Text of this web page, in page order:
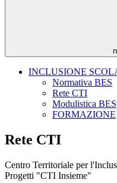
INCLUSIONE
Normativa BES
Rete CTI
Modulistica BES
FORMAZIONE
Rete CTI
Centro Territoriale per
Progetti "CTI Insieme"